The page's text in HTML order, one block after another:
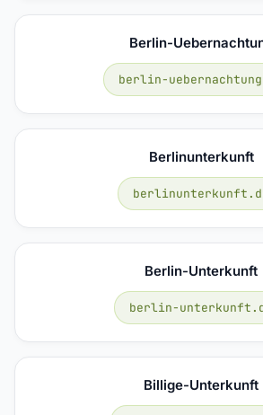
Berlin-
berlin-
Berlinunterkunft
Berlin-Unterkunft
berlin-
Billige-Unterkunft